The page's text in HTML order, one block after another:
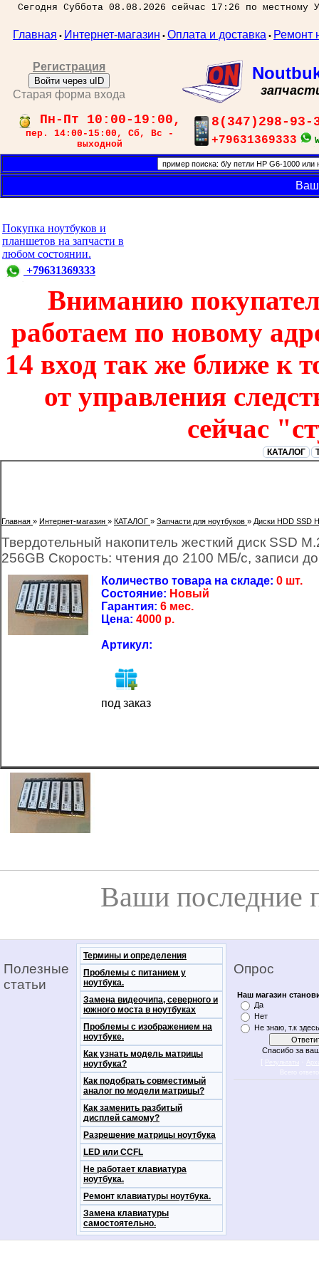
Сегодня Суббота 08.08.2026 сейчас 17:26 по местному
Главная • Интернет-магазин • Оплата и доставка • Ремонт
Регистрация
Войти через uID
Старая форма входа
Пн-Пт 10:00-19:00,
пер. 14:00-15:00, Сб, Вс -
выходной
8(347)298-93-
+79631369333
Покупка ноутбуков и
планшетов на запчасти в
любом состоянии.
+79631369333
Вниманию
работаем по новому
14 вход так же ближе к
от управления
сейчас
КАТАЛОГ
Главная » Интернет-магазин » КАТАЛОГ » Запчасти для ноутбуков » Диски HDD
Твердотельный накопитель жесткий диск SSD
256GB Скорость: чтения до 2100 МБ/с, записи
Количество товара на складе: 0 шт.
Состояние: Новый
Гарантия: 6 мес.
Цена: 4000 р.
Артикул:
под заказ
Ваши последние
Полезные
статьи
Термины и определения
Проблемы с питанием у
ноутбука.
Замена видеочипа, северного и
южного моста в ноутбуках
Проблемы с изображением на
ноутбуке.
Как узнать модель матрицы
ноутбука?
Как подобрать совместимый
аналог по модели матрицы?
Как заменить разбитый
дисплей самому?
Разрешение матрицы ноутбука
LED или CCFL
Не работает клавиатура
ноутбука.
Ремонт клавиатуры ноутбука.
Замена клавиатуры
самостоятельно.
Опрос
Наш магазин
Да
Нет
Не знаю, т.к
Спасибо за